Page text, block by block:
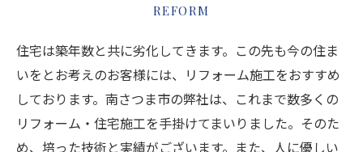
REFORM
住宅は築年数と共に劣化してきます。この先も今の住ま
いをとお考えのお客様には、リフォーム施工をおすすめ
しております。南さつま市の弊社は、これまで数多くの
リフォーム・住宅施工を手掛けてまいりました。そのた
め、培った技術と実績がございます。また、人に優しい